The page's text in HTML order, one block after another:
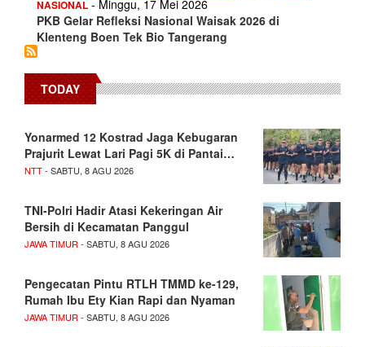
NASIONAL - Minggu, 17 Mei 2026
PKB Gelar Refleksi Nasional Waisak 2026 di
Klenteng Boen Tek Bio Tangerang
TODAY
Yonarmed 12 Kostrad Jaga Kebugaran
Prajurit Lewat Lari Pagi 5K di Pantai…
NTT- SABTU, 8 AGU 2026
TNI-Polri Hadir Atasi Kekeringan Air
Bersih di Kecamatan Panggul
JAWA TIMUR - SABTU, 8 AGU 2026
Pengecatan Pintu RTLH TMMD ke-129,
Rumah Ibu Ety Kian Rapi dan Nyaman
JAWA TIMUR - SABTU, 8 AGU 2026